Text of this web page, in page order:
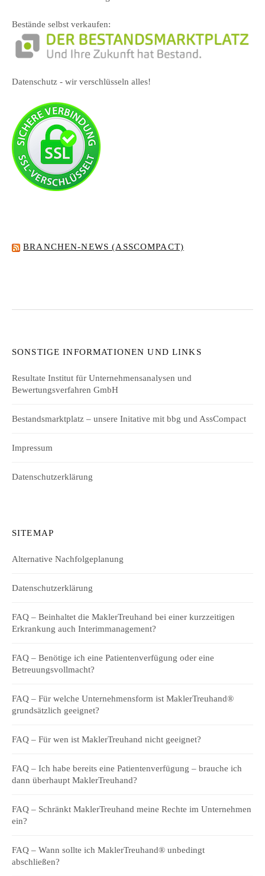
Bestände selbst verkaufen:
Datenschutz - wir verschlüsseln alles!
BRANCHEN-NEWS (ASSCOMPACT)
SONSTIGE INFORMATIONEN UND LINKS
Resultate Institut für Unternehmensanalysen und
Bewertungsverfahren GmbH
Bestandsmarktplatz – unsere Initative mit bbg und AssCompact
Impressum
Datenschutzerklärung
SITEMAP
Alternative Nachfolgeplanung
Datenschutzerklärung
FAQ – Beinhaltet die MaklerTreuhand bei einer kurzzeitigen
Erkrankung auch Interimmanagement?
FAQ – Benötige ich eine Patientenverfügung oder eine
Betreuungsvollmacht?
FAQ – Für welche Unternehmensform ist MaklerTreuhand®
grundsätzlich geeignet?
FAQ – Für wen ist MaklerTreuhand nicht geeignet?
FAQ – Ich habe bereits eine Patientenverfügung – brauche ich
dann überhaupt MaklerTreuhand?
FAQ – Schränkt MaklerTreuhand meine Rechte im Unternehmen
ein?
FAQ – Wann sollte ich MaklerTreuhand® unbedingt
abschließen?